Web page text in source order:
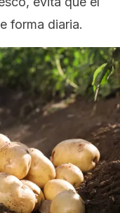
forma diaria.